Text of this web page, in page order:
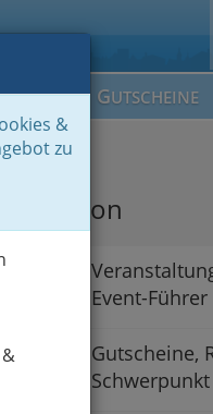
MEIN IG GUTSCHEINE
&
zu
Navigation
Event-Führer
Gutscheine,